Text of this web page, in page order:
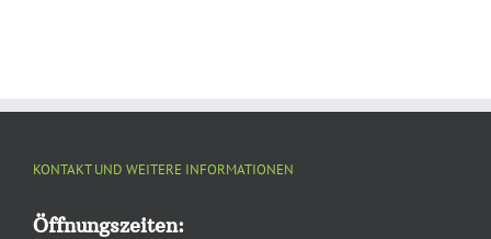
KONTAKT UND WEITERE INFORMATIONEN
Öffnungszeiten: